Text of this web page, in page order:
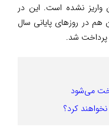
واریز نشده است. این در
در روزهای پایانی سال
پرداخت شد.
کرد؟